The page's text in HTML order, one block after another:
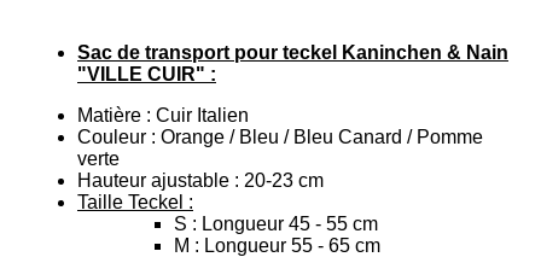
Sac de transport pour teckel Kaninchen & Nain
"VILLE CUIR" :
Matière : Cuir Italien
Couleur : Orange / Bleu / Bleu Canard / Pomme
verte
Hauteur ajustable : 20-23 cm
Taille Teckel :
S : Longueur 45 - 55 cm
M : Longueur 55 - 65 cm